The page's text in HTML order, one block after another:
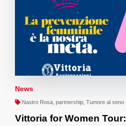
News
Nastro Rosa, partnership, Tumore al seno
Vittoria for Women